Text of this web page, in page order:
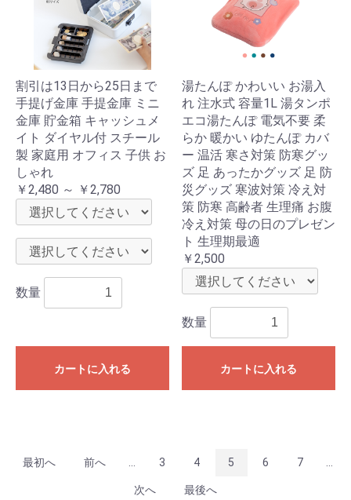
割引は13日から25日まで‌
手提げ金庫 手提金庫 ミニ
金庫 貯金箱 キャッシュメ
イト ダイヤル付 スチール
製 家庭用 オフィス 子供 お
しゃれ
￥2,480 ～ ￥2,780
数量
カートに入れる
湯たんぽ かわいい お湯入
れ 注水式 容量1L 湯タンポ
エコ湯たんぽ 電気不要 柔
らか 暖かい ゆたんぽ カバ
ー 温活 寒さ対策 防寒グッ
ズ 足 あったかグッズ 足 防
災グッズ 寒波対策 冷え対
策 防寒 高齢者 生理痛 お腹
冷え対策 母の日のプレゼン
ト 生理期最適
￥2,500
数量
カートに入れる
最初へ 前へ 3 4 5 6 7
次へ 最後へ